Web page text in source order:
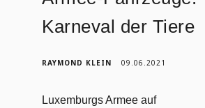
Karneval der Tiere
RAYMOND KLEIN 09.06.2021
Luxemburgs Armee auf